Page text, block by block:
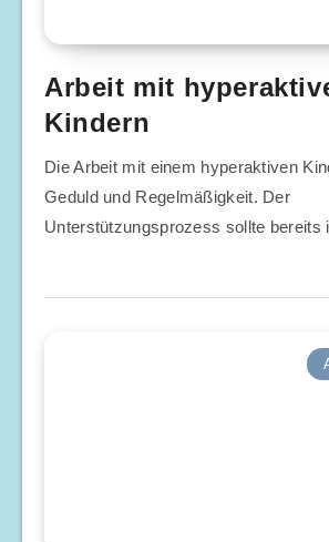
Arbeit mit
Kindern
Die Arbeit mit einem hyperaktiven
Geduld und Regelmäßigkeit. Der
Unterstützungsprozess sollte